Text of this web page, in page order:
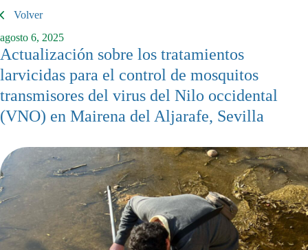
Volver
agosto 6, 2025
Actualización sobre los tratamientos
larvicidas para el control de mosquitos
transmisores del virus del Nilo occidental
(VNO) en Mairena del Aljarafe, Sevilla